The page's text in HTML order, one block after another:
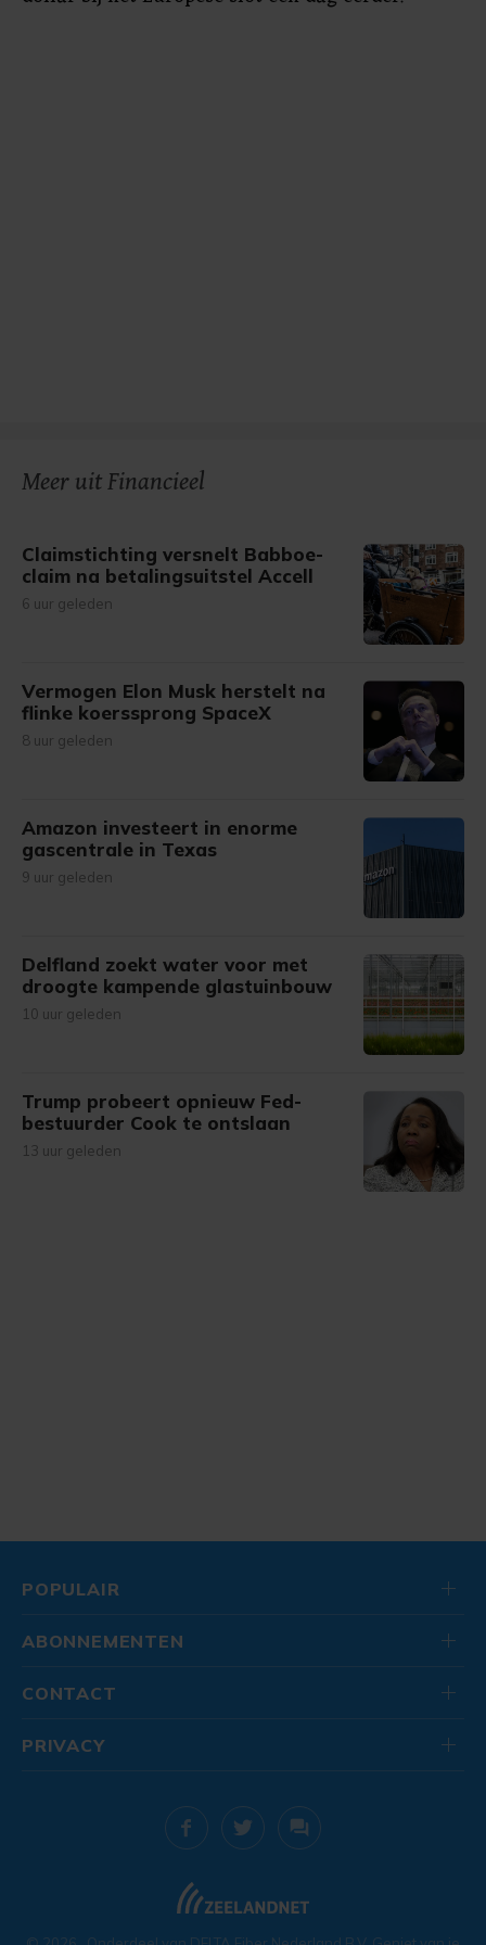
Meer uit Financieel
Claimstichting versnelt Babboe-
claim na betalingsuitstel Accell
6 uur geleden
Vermogen Elon Musk herstelt na
flinke koerssprong SpaceX
8 uur geleden
Amazon investeert in enorme
gascentrale in Texas
9 uur geleden
Delfland zoekt water voor met
droogte kampende glastuinbouw
10 uur geleden
Trump probeert opnieuw Fed-
bestuurder Cook te ontslaan
13 uur geleden
POPULAIR
ABONNEMENTEN
CONTACT
PRIVACY